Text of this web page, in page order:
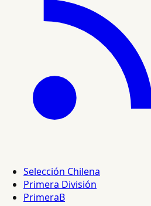
Selección Chilena
Primera División
PrimeraB